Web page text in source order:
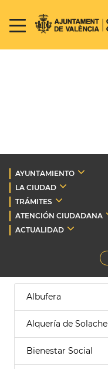
AYUNTAMIENTO
LA CIUDAD
TRÁMITES
ATENCIÓN CIUDADANA
ACTUALIDAD
Albufera
Alquería de Solache
Bienestar Social